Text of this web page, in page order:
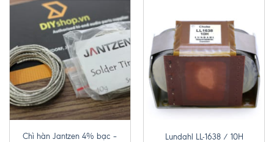
Chì hàn Jantzen 4% bạc –
Lundahl LL-1638 / 10H